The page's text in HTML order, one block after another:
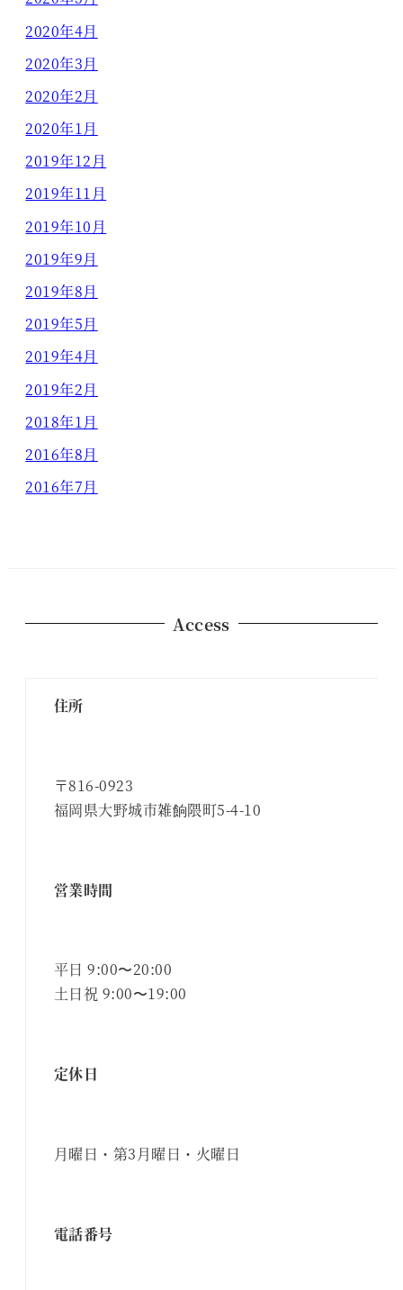
2020年4月
2020年3月
2020年2月
2020年1月
2019年12月
2019年11月
2019年10月
2019年9月
2019年8月
2019年5月
2019年4月
2019年2月
2018年1月
2016年8月
2016年7月
Access
住所
〒816-0923
福岡県大野城市雑餉隈町5-4-10
営業時間
平日 9:00〜20:00
土日祝 9:00〜19:00
定休日
月曜日・第3月曜日・火曜日
電話番号